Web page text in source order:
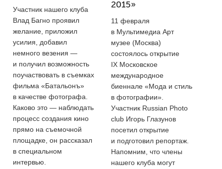
Участник нашего клуба
Влад Багно проявил
желание, приложил
усилия, добавил
немного везения —
и получил возможность
поучаствовать в съемках
фильма «Батальонъ»
в качестве фотографа.
Каково это — наблюдать
процесс создания кино
прямо на съемочной
площадке, он рассказал
в специальном
интервью.
2015»
11 февраля
в Мультимедиа Арт
музее (Москва)
состоялось открытие
IX Московское
международное
биеннале «Мода и стиль
в фотографии».
Участник Russian Photo
club Игорь Глазунов
посетил открытие
и подготовил репортаж.
Напомним, что члены
нашего клуба могут